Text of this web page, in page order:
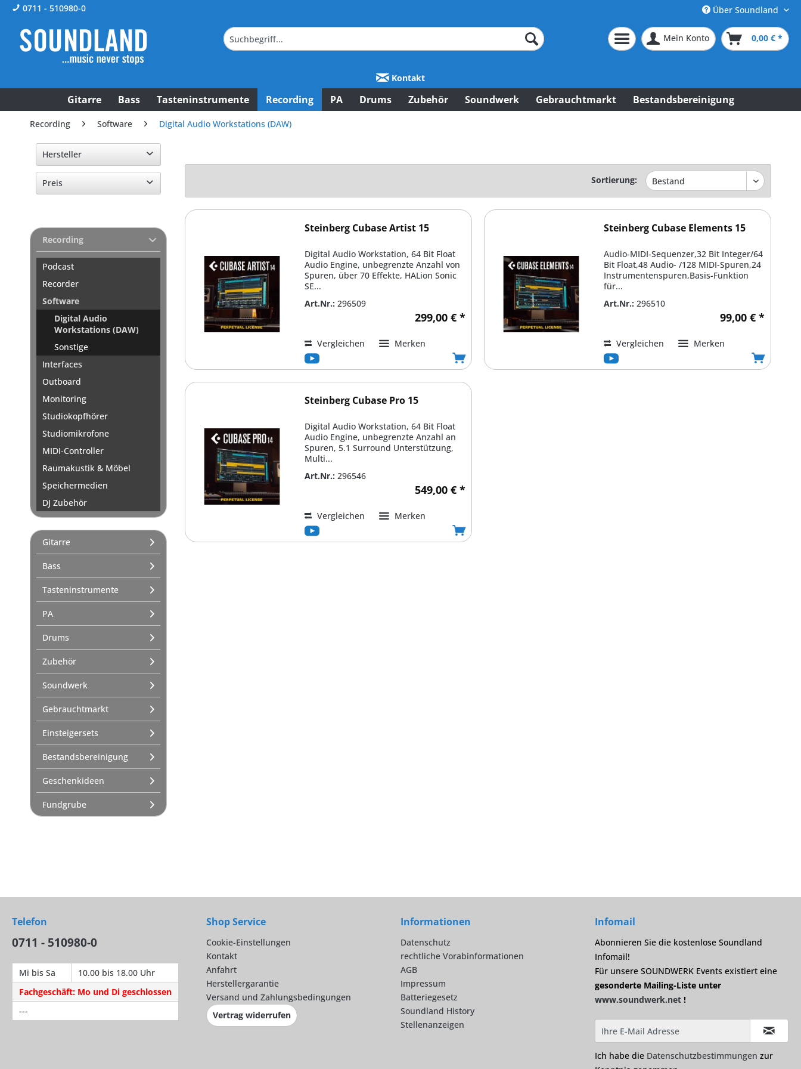
0711 - 510980-0 Über Soundland
Mein Konto 0,00 € *
Kontakt
Gitarre Bass Tasteninstrumente Recording PA Drums Zubehör Soundwerk Gebrauchtmarkt Bestandsbereinigung
Recording Software Digital Audio Workstations (DAW)
Hersteller
Steinberg
Preis
Recording
Podcast
Recorder
Software
Digital Audio
Workstations (DAW)
Sonstige
Interfaces
Outboard
Monitoring
Studiokopfhörer
Studiomikrofone
MIDI-Controller
Raumakustik & Möbel
Speichermedien
DJ Zubehör
Gitarre
Bass
Tasteninstrumente
PA
Drums
Zubehör
Soundwerk
Gebrauchtmarkt
Einsteigersets
Bestandsbereinigung
Geschenkideen
Fundgrube
Sortierung:
Steinberg Cubase Artist 15
Digital Audio Workstation, 64 Bit Float
Audio Engine, unbegrenzte Anzahl von
Spuren, über 70 Effekte, HALion Sonic
SE...
Art.Nr.: 296509
299,00 € *
Vergleichen Merken
Steinberg Cubase Elements 15
Audio-MIDI-Sequenzer,32 Bit Integer/64
Bit Float,48 Audio- /128 MIDI-Spuren,24
Instrumentenspuren,Basis-Funktion
für...
Art.Nr.: 296510
99,00 € *
Vergleichen Merken
Steinberg Cubase Pro 15
Digital Audio Workstation, 64 Bit Float
Audio Engine, unbegrenzte Anzahl an
Spuren, 5.1 Surround Unterstützung,
Multi...
Art.Nr.: 296546
549,00 € *
Vergleichen Merken
Telefon
0711 - 510980-0
Mi bis Sa
10.00 bis 18.00 Uhr
Fachgeschäft: Mo und Di geschlossen
---
Shop Service
Cookie-Einstellungen
Kontakt
Anfahrt
Herstellergarantie
Versand und Zahlungsbedingungen
Vertrag widerrufen
Informationen
Datenschutz
rechtliche Vorabinformationen
AGB
Impressum
Batteriegesetz
Soundland History
Stellenanzeigen
Infomail
Abonnieren Sie die kostenlose Soundland
Infomail!
Für unsere SOUNDWERK Events existiert eine
gesonderte Mailing-Liste unter
www.soundwerk.net !
Ich habe die Datenschutzbestimmungen zur